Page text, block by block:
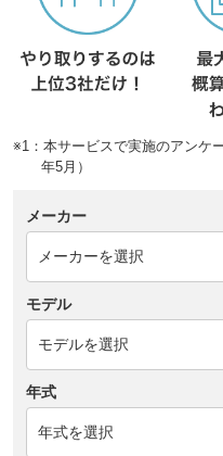
※1：本サービスで実施のアンケ
年5月）
メーカー
モデル
年式